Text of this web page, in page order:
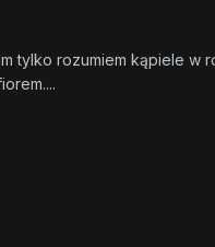
tylko rozumiem kąpiele